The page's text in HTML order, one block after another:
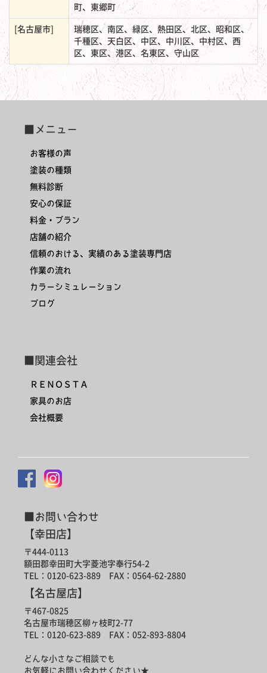
町、東郷町
[名古屋市]
瑞穂区、南区、緑区、熱田区、北区、昭和区、
千種区、天白区、中区、中川区、中村区、西
区、東区、港区、名東区、守山区
■メニュー
お客様の声
塗装の種類
無料診断
安心の保証
料金・プラン
店舗の紹介
信頼のおける、実績のある塗装専門店
作業の流れ
カラーシミュレーション
ブログ
■関連会社
ＲＥＮＯＳＴＡ
家具のお店
会社概要
■お問い合わせ
【幸田店】
〒444-0113
額田郡幸田町大字菱池字奉行54-2
TEL：0120-623-889 FAX：0564-62-2880
【名古屋店】
〒467-0825
名古屋市瑞穂区柳ヶ枝町2-77
TEL：0120-623-889 FAX：052-893-8804
どんな小さなご相談でも
お気軽にお問い合わせください★